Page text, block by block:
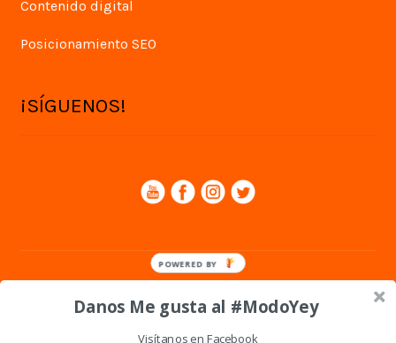
Contenido digital
Posicionamiento SEO
¡SÍGUENOS!
© Yey Digital 2026
Política de privacidad
Danos Me gusta al #ModoYey
Visítanos en Facebook
POWERED BY